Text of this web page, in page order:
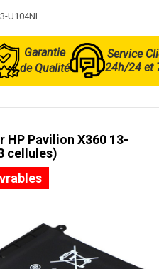
U104NI
Garantie
de Qualité
Service
24h/24 et
Pavilion X360 13-
cellules)